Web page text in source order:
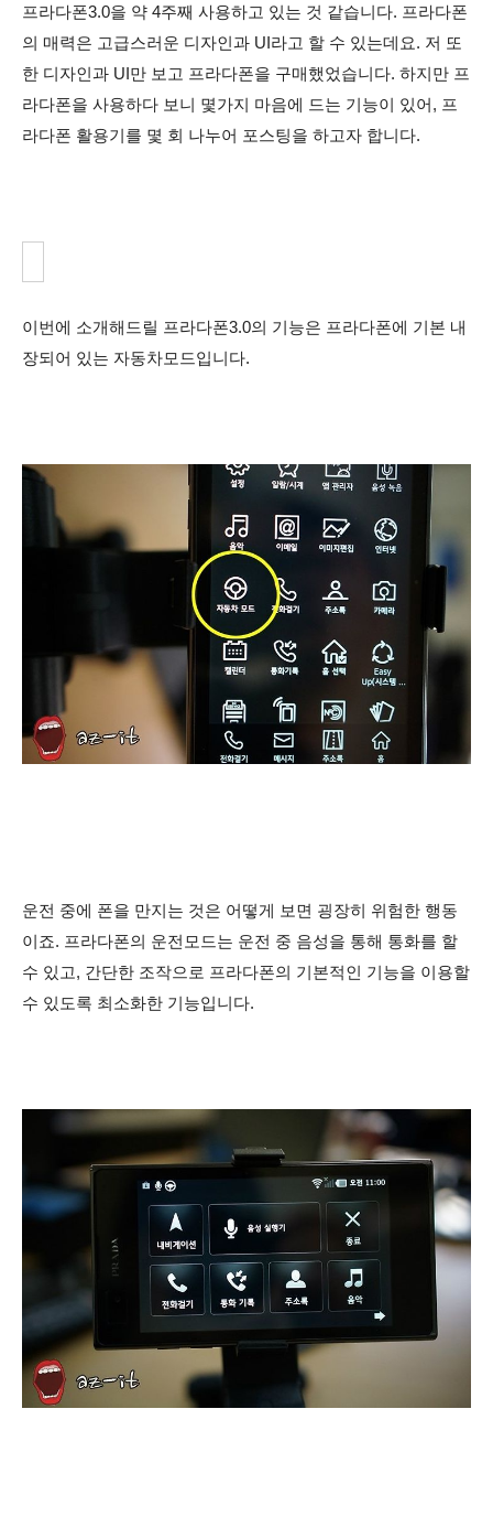
프라다폰3.0을 약 4주째 사용하고 있는 것 같습니다. 프라다폰
의 매력은 고급스러운 디자인과 UI라고 할 수 있는데요. 저 또
한 디자인과 UI만 보고 프라다폰을 구매했었습니다. 하지만 프
라다폰을 사용하다 보니 몇가지 마음에 드는 기능이 있어, 프
라다폰 활용기를 몇 회 나누어 포스팅을 하고자 합니다.
이번에 소개해드릴 프라다폰3.0의 기능은 프라다폰에 기본 내
장되어 있는 자동차모드입니다.
운전 중에 폰을 만지는 것은 어떻게 보면 굉장히 위험한 행동
이죠. 프라다폰의 운전모드는 운전 중 음성을 통해 통화를 할
수 있고, 간단한 조작으로 프라다폰의 기본적인 기능을 이용할
수 있도록 최소화한 기능입니다.